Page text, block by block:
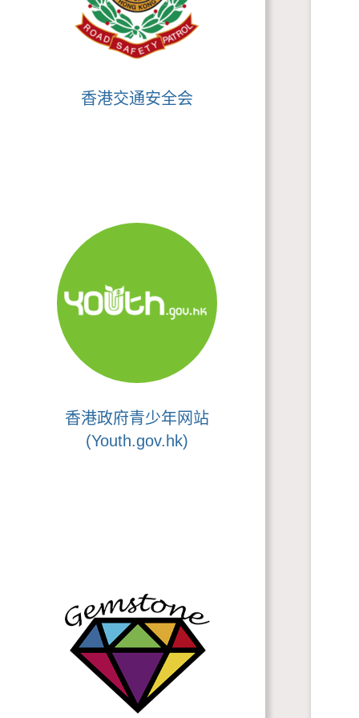
香港交通安全会
香港政府青少年网站
(Youth.gov.hk)